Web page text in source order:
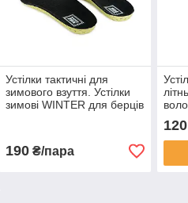
Устілки тактичні для
зимового взуття. Устілки
зимові WINTER для берців
190₴/пара
літні
120